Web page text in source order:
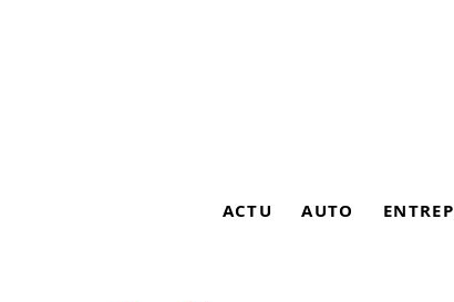
ACTU AUTO